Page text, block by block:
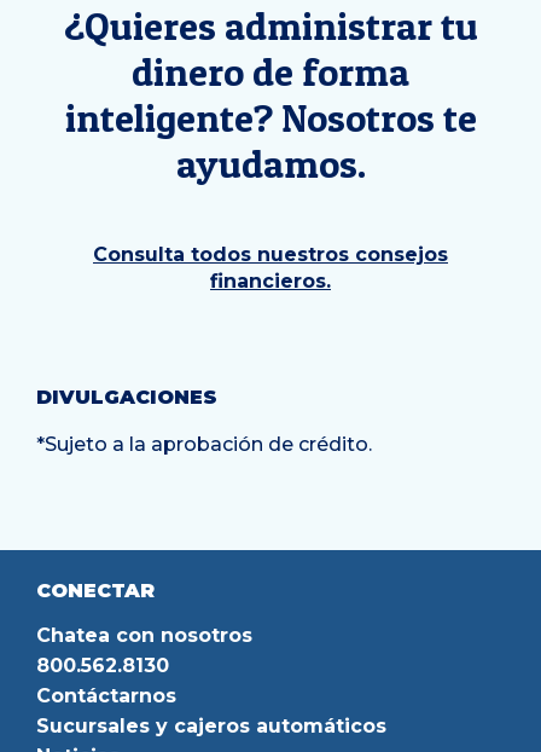
¿Quieres administrar tu
dinero de forma
inteligente? Nosotros te
ayudamos.
Consulta todos nuestros consejos
financieros.
DIVULGACIONES
*Sujeto a la aprobación de crédito.
CONECTAR
Chatea con nosotros
800.562.8130
Contáctarnos
Sucursales y cajeros automáticos